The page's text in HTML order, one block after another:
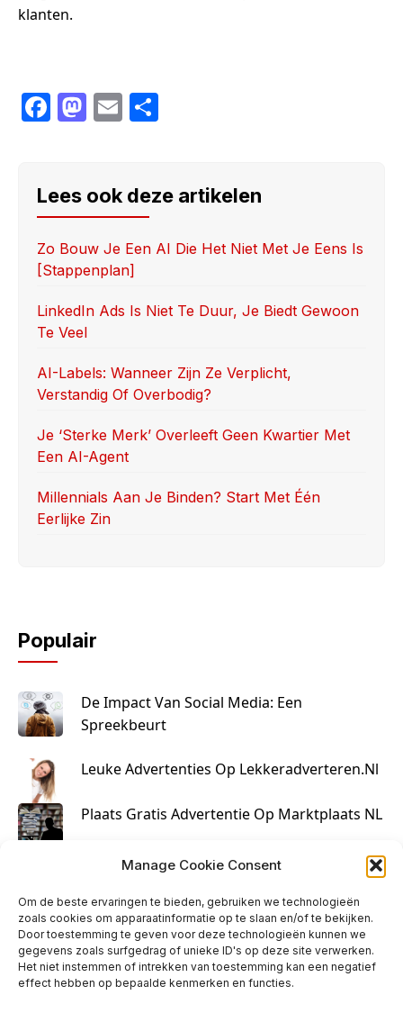
Manage Cookie Consent
Om de beste ervaringen te bieden, gebruiken we technologieën
zoals cookies om apparaatinformatie op te slaan en/of te bekijken.
Door toestemming te geven voor deze technologieën kunnen we
gegevens zoals surfgedrag of unieke ID's op deze site verwerken.
Het niet instemmen of intrekken van toestemming kan een negatief
effect hebben op bepaalde kenmerken en functies.
klanten.
F
e
b
o
o
k
M
o
d
o
n
E
e
Lees ook deze artikelen
Zo Bouw Je Een AI Die Het Niet Met Je Eens Is
[stappenplan]
LinkedIn Ads Is Niet Te Duur, Je Biedt Gewoon
Te Veel
AI-Labels: Wanneer Zijn Ze Verplicht,
Verstandig Of Overbodig?
Je ‘sterke Merk’ Overleeft Geen Kwartier Met
Een AI-Agent
Millennials Aan Je Binden? Start Met Één
Eerlijke Zin
Populair
De Impact Van Social Media: Een
Spreekbeurt
Leuke Advertenties Op Lekkeradverteren.nl
Plaats Gratis Advertentie Op Marktplaats NL
Kruisbestuiving Voor Succesvolle Marketing